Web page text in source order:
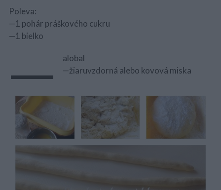
Poleva:
—1 pohár práškového cukru
—1 bielko
—
alobal
—žiaruvzdorná alebo kovová miska